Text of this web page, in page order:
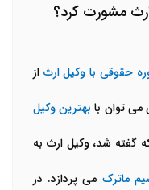
مشورت کرد؟
حقوقی با وکیل ارث از
توان با بهترین وکیل
گفته شد، وکیل ارث به
ماترک می پردازد. در